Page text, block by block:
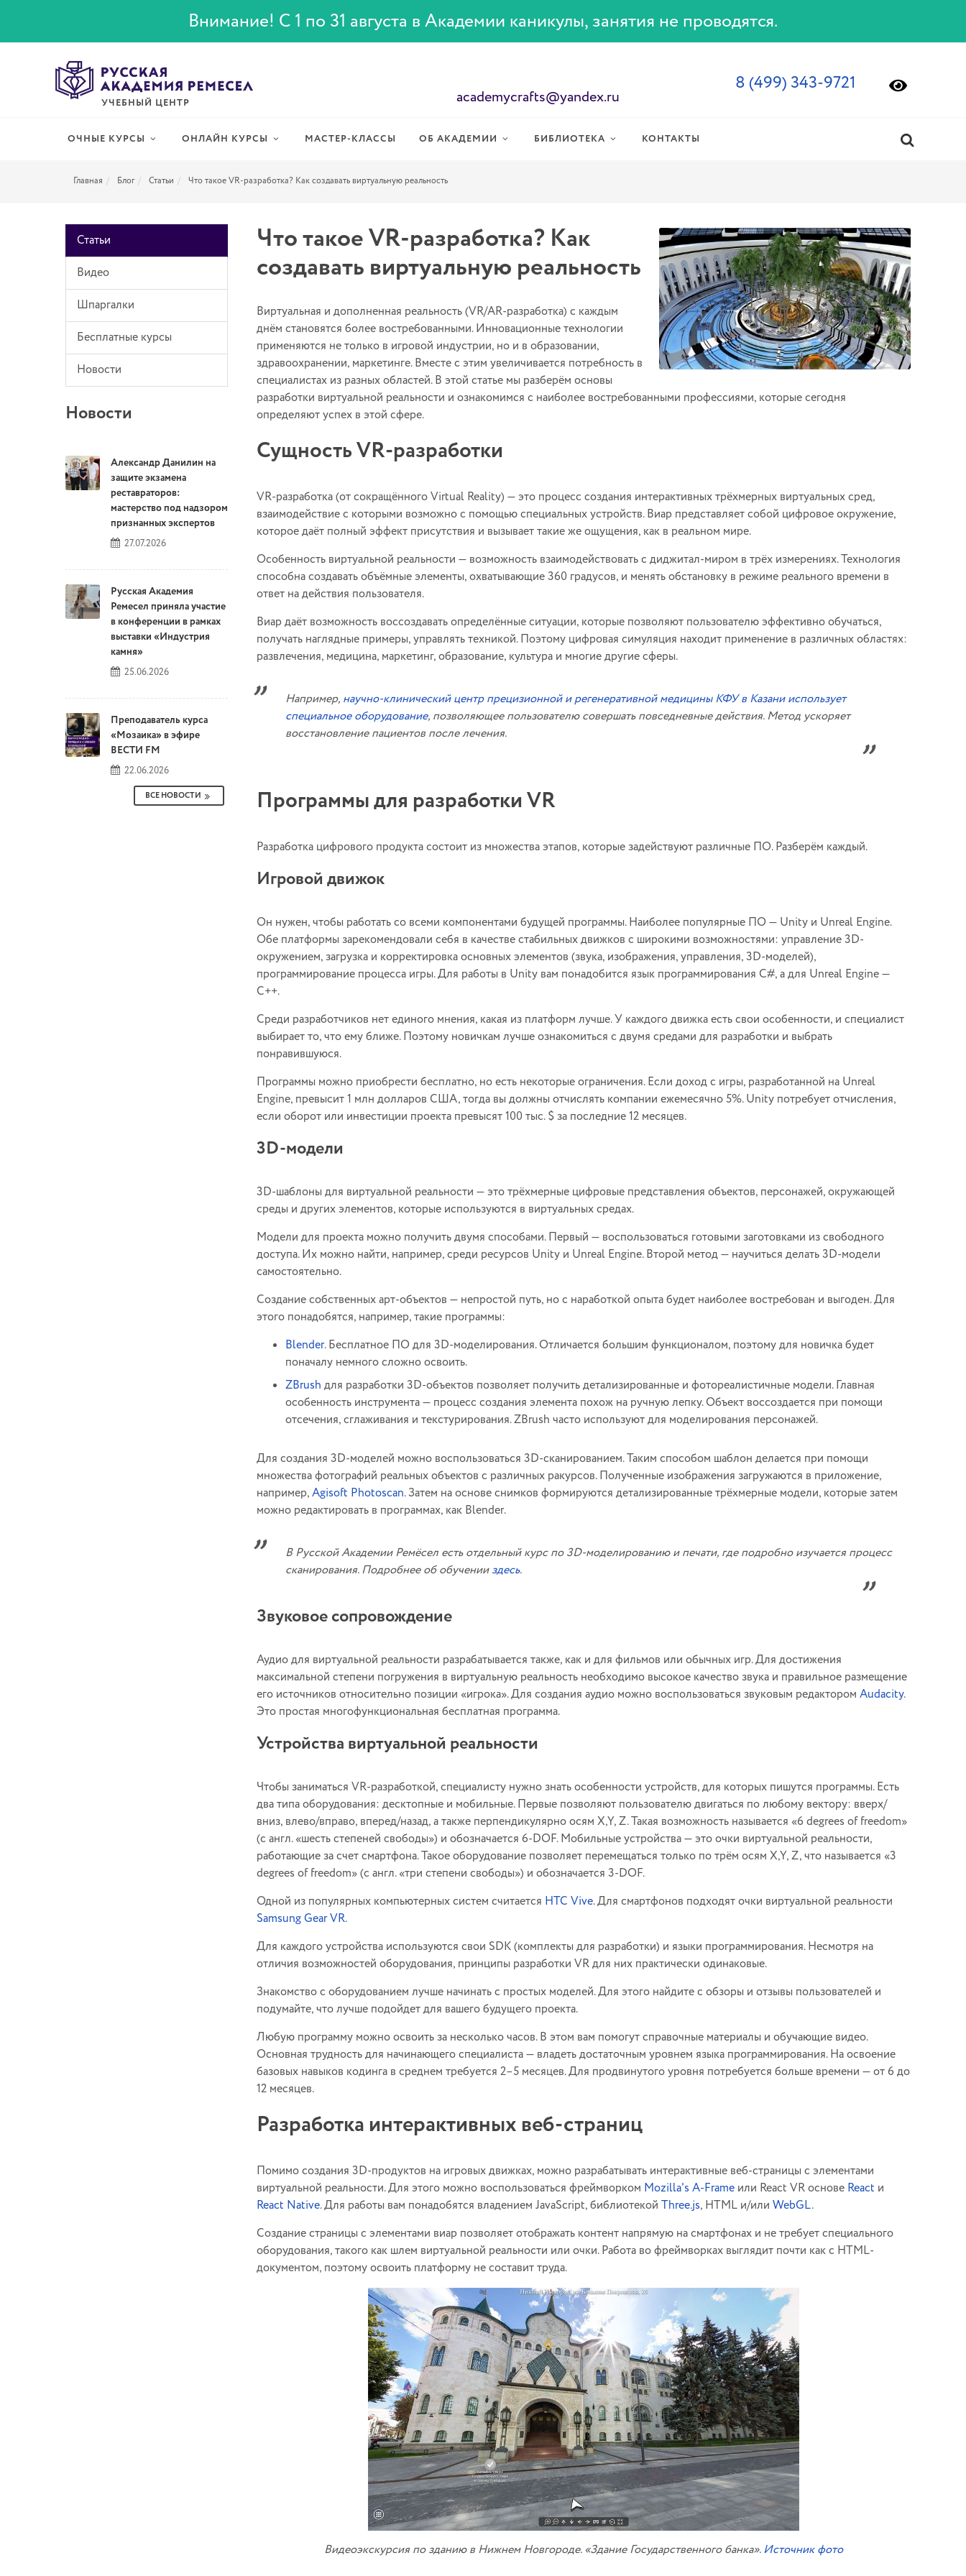
Внимание! С 1 по 31 августа в Академии каникулы, занятия не проводятся.
УЧЕБНЫЙ ЦЕНТР academycrafts@yandex.ru
8 (499) 343-9721
ОЧНЫЕ КУРСЫ ОНЛАЙН КУРСЫ МАСТЕР-КЛАССЫ ОБ АКАДЕМИИ БИБЛИОТЕКА КОНТАКТЫ
Главная Блог Статьи Что такое VR-разработка? Как создавать виртуальную реальность
Статьи
Видео
Шпаргалки
Бесплатные курсы
Новости
Новости
Александр Данилин на
защите экзамена
реставраторов:
мастерство под надзором
признанных экспертов
27.07.2026
Русская Академия
Ремесел приняла участие
в конференции в рамках
выставки «Индустрия
камня»
25.06.2026
Преподаватель курса
«Мозаика» в эфире
ВЕСТИ FM
22.06.2026
ВСЕ НОВОСТИ
Что такое VR-разработка? Как
создавать виртуальную реальность
Виртуальная и дополненная реальность (VR/AR-разработка) с каждым
днём становятся более востребованными. Инновационные технологии
применяются не только в игровой индустрии, но и в образовании,
здравоохранении, маркетинге. Вместе с этим увеличивается потребность в
специалистах из разных областей. В этой статье мы разберём основы
разработки виртуальной реальности и ознакомимся с наиболее востребованными профессиями, которые сегодня
определяют успех в этой сфере.
Сущность VR-разработки
VR-разработка (от сокращённого Virtual Reality) — это процесс создания интерактивных трёхмерных виртуальных сред,
взаимодействие с которыми возможно с помощью специальных устройств. Виар представляет собой цифровое окружение,
которое даёт полный эффект присутствия и вызывает такие же ощущения, как в реальном мире.
Особенность виртуальной реальности — возможность взаимодействовать с диджитал-миром в трёх измерениях. Технология
способна создавать объёмные элементы, охватывающие 360 градусов, и менять обстановку в режиме реального времени в
ответ на действия пользователя.
Виар даёт возможность воссоздавать определённые ситуации, которые позволяют пользователю эффективно обучаться,
получать наглядные примеры, управлять техникой. Поэтому цифровая симуляция находит применение в различных областях:
развлечения, медицина, маркетинг, образование, культура и многие другие сферы.
Например, научно-клинический центр прецизионной и регенеративной медицины КФУ в Казани использует
специальное оборудование, позволяющее пользователю совершать повседневные действия. Метод ускоряет
восстановление пациентов после лечения.
Программы для разработки VR
Разработка цифрового продукта состоит из множества этапов, которые задействуют различные ПО. Разберём каждый.
Игровой движок
Он нужен, чтобы работать со всеми компонентами будущей программы. Наиболее популярные ПО — Unity и Unreal Engine.
Обе платформы зарекомендовали себя в качестве стабильных движков с широкими возможностями: управление 3D-
окружением, загрузка и корректировка основных элементов (звука, изображения, управления, 3D-моделей),
программирование процесса игры. Для работы в Unity вам понадобится язык программирования C#, а для Unreal Engine —
C++.
Среди разработчиков нет единого мнения, какая из платформ лучше. У каждого движка есть свои особенности, и специалист
выбирает то, что ему ближе. Поэтому новичкам лучше ознакомиться с двумя средами для разработки и выбрать
понравившуюся.
Программы можно приобрести бесплатно, но есть некоторые ограничения. Если доход с игры, разработанной на Unreal
Engine, превысит 1 млн долларов США, тогда вы должны отчислять компании ежемесячно 5%. Unity потребует отчисления,
если оборот или инвестиции проекта превысят 100 тыс. $ за последние 12 месяцев.
3D-модели
3D-шаблоны для виртуальной реальности — это трёхмерные цифровые представления объектов, персонажей, окружающей
среды и других элементов, которые используются в виртуальных средах.
Модели для проекта можно получить двумя способами. Первый — воспользоваться готовыми заготовками из свободного
доступа. Их можно найти, например, среди ресурсов Unity и Unreal Engine. Второй метод — научиться делать 3D-модели
самостоятельно.
Создание собственных арт-объектов — непростой путь, но с наработкой опыта будет наиболее востребован и выгоден. Для
этого понадобятся, например, такие программы:
Blender. Бесплатное ПО для 3D-моделирования. Отличается большим функционалом, поэтому для новичка будет
поначалу немного сложно освоить.
ZBrush для разработки 3D-объектов позволяет получить детализированные и фотореалистичные модели. Главная
особенность инструмента — процесс создания элемента похож на ручную лепку. Объект воссоздается при помощи
отсечения, сглаживания и текстурирования. ZBrush часто используют для моделирования персонажей.
Для создания 3D-моделей можно воспользоваться 3D-сканированием. Таким способом шаблон делается при помощи
множества фотографий реальных объектов с различных ракурсов. Полученные изображения загружаются в приложение,
например,Agisoft Photoscan. Затем на основе снимков формируются детализированные трёхмерные модели, которые затем
можно редактировать в программах, как Blender.
В Русской Академии Ремёсел есть отдельный курс по 3D-моделированию и печати, где подробно изучается процесс
сканирования. Подробнее об обученииздесь.
Звуковое сопровождение
Аудио для виртуальной реальности разрабатывается также, как и для фильмов или обычных игр. Для достижения
максимальной степени погружения в виртуальную реальность необходимо высокое качество звука и правильное размещение
его источников относительно позиции «игрока». Для создания аудио можно воспользоваться звуковым редактором Audacity.
Это простая многофункциональная бесплатная программа.
Устройства виртуальной реальности
Чтобы заниматься VR-разработкой, специалисту нужно знать особенности устройств, для которых пишутся программы. Есть
два типа оборудования: десктопные и мобильные. Первые позволяют пользователю двигаться по любому вектору: вверх/
вниз, влево/вправо, вперед/назад, а также перпендикулярно осям X,Y, Z. Такая возможность называется «6 degrees of freedom»
(с англ. «шесть степеней свободы») и обозначается 6-DOF. Мобильные устройства — это очки виртуальной реальности,
работающие за счет смартфона. Такое оборудование позволяет перемещаться только по трём осям X,Y, Z, что называется «3
degrees of freedom» (с англ. «три степени свободы») и обозначается 3-DOF.
Одной из популярных компьютерных систем считается HTC Vive. Для смартфонов подходят очки виртуальной реальности
Samsung Gear VR.
Для каждого устройства используются свои SDK (комплекты для разработки) и языки программирования. Несмотря на
отличия возможностей оборудования, принципы разработки VR для них практически одинаковые.
Знакомство с оборудованием лучше начинать с простых моделей. Для этого найдите с обзоры и отзывы пользователей и
подумайте, что лучше подойдет для вашего будущего проекта.
Любую программу можно освоить за несколько часов. В этом вам помогут справочные материалы и обучающие видео.
Основная трудность для начинающего специалиста — владеть достаточным уровнем языка программирования. На освоение
базовых навыков кодинга в среднем требуется 2–5 месяцев. Для продвинутого уровня потребуется больше времени — от 6 до
12 месяцев.
Разработка интерактивных веб-страниц
Помимо создания 3D-продуктов на игровых движках, можно разрабатывать интерактивные веб-страницы с элементами
виртуальной реальности. Для этого можно воспользоваться фреймворком Mozilla's A-Frame или React VR основе React и
React Native. Для работы вам понадобятся владением JavaScript, библиотекой Three.js, HTML и/или WebGL.
Создание страницы с элементами виар позволяет отображать контент напрямую на смартфонах и не требует специального
оборудования, такого как шлем виртуальной реальности или очки. Работа во фреймворках выглядит почти как с HTML-
документом, поэтому освоить платформу не составит труда.
Видеоэкскурсия по зданию в Нижнем Новгороде. «Здание Государственного банка».Источник фото